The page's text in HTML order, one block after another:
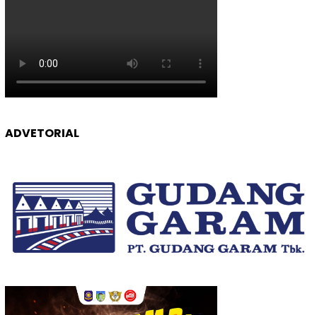
ADVETORIAL